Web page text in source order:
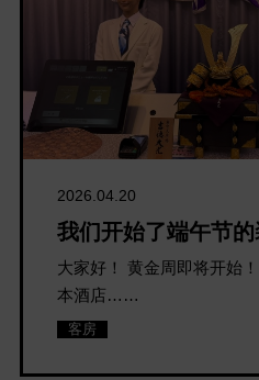
2026.04.20
我们开始了端午节
大家好！ 黄金周即将开始
本酒店……
客房